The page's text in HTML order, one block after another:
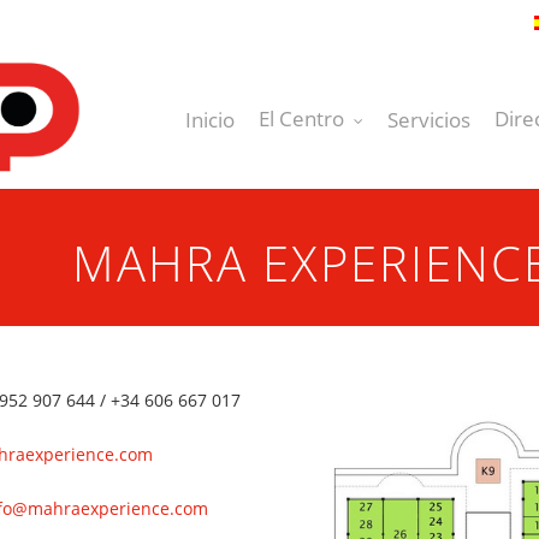
Inicio El Centro Servicios
MAHRA
907 644 / +34 606 667 017